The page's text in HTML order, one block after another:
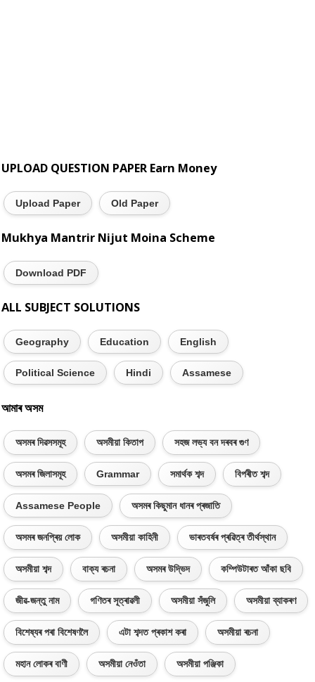
UPLOAD QUESTION PAPER Earn Money
Upload Paper Old Paper
Mukhya Mantrir Nijut Moina Scheme
Download PDF
ALL SUBJECT SOLUTIONS
Geography Education English
Political Science Hindi Assamese
আমাৰ অসম
অসমৰ দিৱসসমূহ অসমীয়া কিতাপ সহজ লভ্য বন দৰবৰ গুণ
অসমৰ জিলাসমূহ Grammar সমাৰ্থক শব্দ বিপৰীত শব্দ
Assamese People অসমৰ কিছুমান ধানৰ প্ৰজাতি
অসমৰ জনপ্ৰিয় লোক অসমীয়া কাহিনী ভাৰতবৰ্ষৰ প্ৰৱিত্ৰ তীৰ্থস্থান
অসমীয়া শব্দ বাক্য ৰচনা অসমৰ উদ্ভিদ কম্পিউটাৰত আঁকা ছবি
জীৱ-জন্তু নাম গণিতৰ সূত্ৰাৱলী অসমীয়া সঁজুলি অসমীয়া ব্যাকৰণ
বিশেষ্যৰ পৰা বিশেষণলৈ এটা শব্দত প্ৰকাশ কৰা অসমীয়া ৰচনা
মহান লোকৰ বাণী অসমীয়া নেওঁতা অসমীয়া পঞ্জিকা